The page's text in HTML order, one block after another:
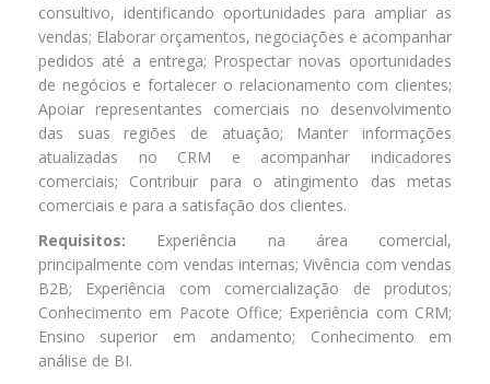
consultivo, identificando oportunidades para ampliar as
vendas; Elaborar orçamentos, negociações e acompanhar
pedidos até a entrega; Prospectar novas oportunidades
de negócios e fortalecer o relacionamento com clientes;
Apoiar representantes comerciais no desenvolvimento
das suas regiões de atuação; Manter informações
atualizadas no CRM e acompanhar indicadores
comerciais; Contribuir para o atingimento das metas
comerciais e para a satisfação dos clientes.
Requisitos: Experiência na área comercial,
principalmente com vendas internas; Vivência com vendas
B2B; Experiência com comercialização de produtos;
Conhecimento em Pacote Office; Experiência com CRM;
Ensino superior em andamento; Conhecimento em
análise de BI.